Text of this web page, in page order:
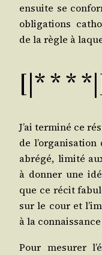
ensuite se
obli­ga­tions
de la règle à
[|* * *
J’ai ter­mi­né ce
de l’organisation
abré­gé, limi­té
à don­ner une
que ce récit
sur le cour et
à la
Pour mesu­rer